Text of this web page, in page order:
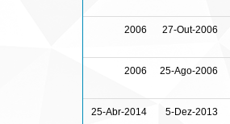
2006 27-Out-2006
2006 25-Ago-2006
25-Abr-2014 5-Dez-2013